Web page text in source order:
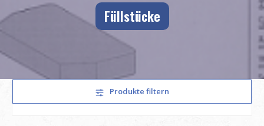
Füllstücke
Produkte filtern